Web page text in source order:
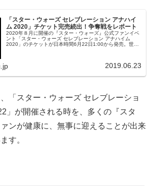
「スター・ウォーズ セレブレーション アナハイ
ム 2020」チケット完売続出！争奪戦をレポート
2020年８月に開催の『スター・ウォーズ』公式ファンイベ
ント「スター・ウォーズ セレブレーション アナハイム
2020」のチケットが日本時間6月22日1:00から発売。世界
2019.06.23
「スター・ウォーズ セレブレーショ
」が開催される時を、多くの『スタ
ンが健康に、無事に迎えることが出来
す。